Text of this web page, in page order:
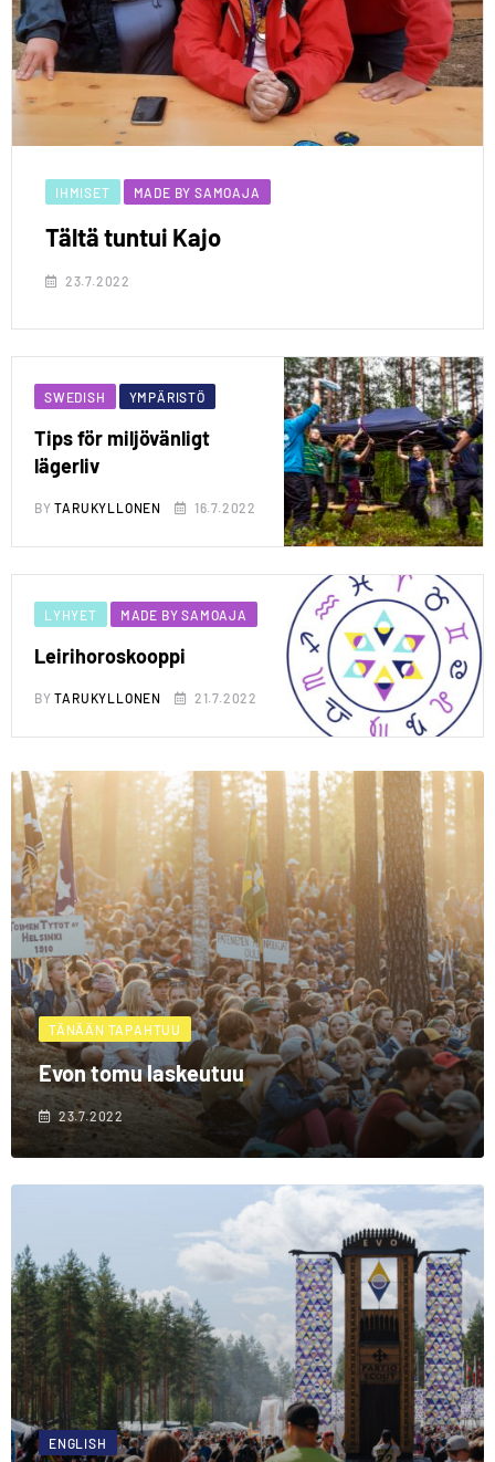
IHMISET MADE BY SAMOAJA
Tältä tuntui Kajo
23.7.2022
SWEDISH YMPÄRISTÖ
Tips för miljövänligt
lägerliv
BYTARUKYLLONEN 16.7.2022
LYHYET MADE BY SAMOAJA
Leirihoroskooppi
BYTARUKYLLONEN 21.7.2022
TÄNÄÄN TAPAHTUU
Evon tomu laskeutuu
23.7.2022
ENGLISH